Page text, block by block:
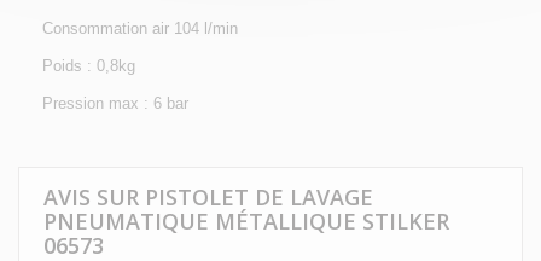
Consommation air 104 l/min
Poids : 0,8kg
Pression max : 6 bar
AVIS SUR PISTOLET DE LAVAGE
PNEUMATIQUE MÉTALLIQUE STILKER
06573